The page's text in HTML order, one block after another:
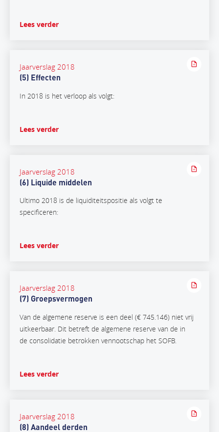
Lees verder
Jaarverslag 2018
(5) Effecten
In 2018 is het verloop als volgt:
Lees verder
Jaarverslag 2018
(6) Liquide middelen
Ultimo 2018 is de liquiditeitspositie als volgt te
specificeren:
Lees verder
Jaarverslag 2018
(7) Groepsvermogen
Van de algemene reserve is een deel (€ 745.146) niet vrij
uitkeerbaar. Dit betreft de algemene reserve van de in
de consolidatie betrokken vennootschap het SOFB.
Lees verder
Jaarverslag 2018
(8) Aandeel derden